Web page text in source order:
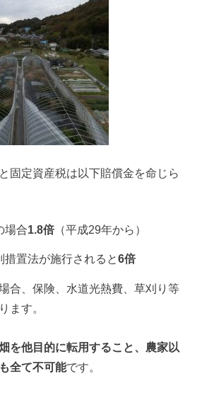
固定資産税は以下賠償金を命じら
場合1.8倍（平成29年から）
措置法が施行されると6倍
合、保険、水道光熱費、草刈り等
ます。
を他目的に転用すること、農家以
全て不可能です。